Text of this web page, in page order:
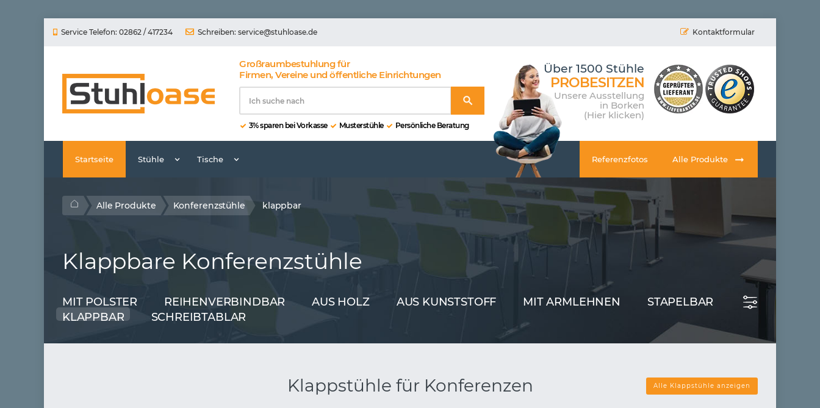
Service Telefon: 02862 / 417234 Schreiben: service@stuhloase.de Kontaktformular
Großraumbestuhlung für
Firmen, Vereine und öffentliche Einrichtungen
3% sparen bei Vorkasse Musterstühle Persönliche Beratung
Über 1500 Stühle
PROBESITZEN
Unsere Ausstellung
in Borken
(Hier klicken)
Startseite Stühle Tische Referenzfotos Alle Produkte
Alle Produkte Konferenzstühle klappbar
Klappbare Konferenzstühle
MIT POLSTER REIHENVERBINDBAR AUS HOLZ AUS KUNSTSTOFF MIT ARMLEHNEN
STAPELBAR
KLAPPBAR
SCHREIBTABLAR
Klappstühle für Konferenzen Alle Klappstühle anzeigen